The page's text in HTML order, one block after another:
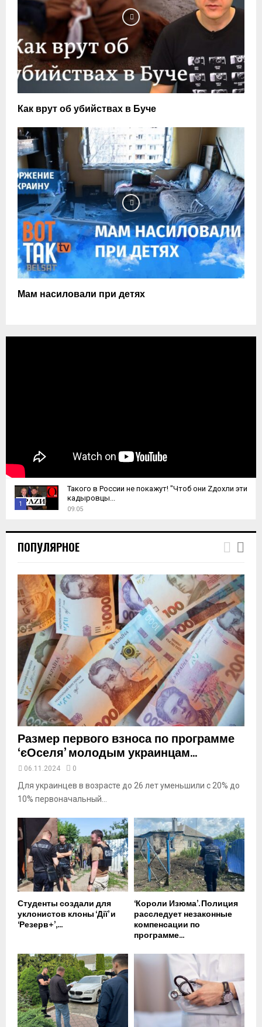
Как врут об убийствах в Буче
Мам насиловали при детях
1
h
u
a
y
u
e
Такого в России не покажут! "Чтоб они Zдохли эти
кадыровцы...
09:05
ПОПУЛЯРНОЕ
Размер первого взноса по программе
‘єОселя’ молодым украинцам...
06.11.2024 0
Для украинцев в возрасте до 26 лет уменьшили с 20% до
10% первоначальный...
Студенты создали для
уклонистов клоны ‘Дії’ и
‘Резерв+’,...
‘Короли Изюма’. Полиция
расследует незаконные
компенсации по
программе...